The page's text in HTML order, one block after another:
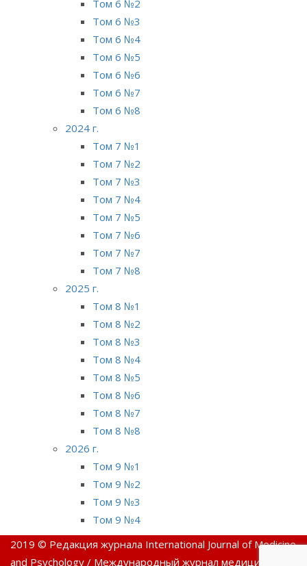
Том 6 №2
Том 6 №3
Том 6 №4
Том 6 №5
Том 6 №6
Том 6 №7
Том 6 №8
2024 г.
Том 7 №1
Том 7 №2
Том 7 №3
Том 7 №4
Том 7 №5
Том 7 №6
Том 7 №7
Том 7 №8
2025 г.
Том 8 №1
Том 8 №2
Том 8 №3
Том 8 №4
Том 8 №5
Том 8 №6
Том 8 №7
Том 8 №8
2026 г.
Том 9 №1
Том 9 №2
Том 9 №3
Том 9 №4
2019 © Редакция журнала International Journal of Medicine
and Psychology / Международный журнал медицины и